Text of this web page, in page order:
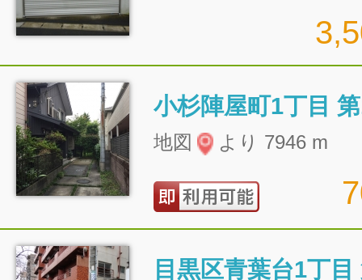
小杉陣屋町1丁目
地図 より 7946 m
目黒区青葉台1丁